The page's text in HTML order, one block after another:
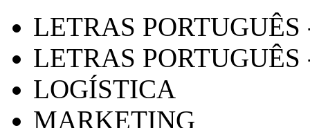
LETRAS
LETRAS PORTUGUÊS
LOGÍSTICA
MARKETING